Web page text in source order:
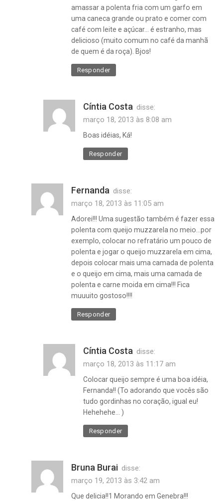
amassar a polenta fria com um garfo em
uma caneca grande ou prato e comer com
café com leite e açúcar… é estranho, mas
delicioso (muito comum no café da manhã
de quem é da roça). Bjos!
Responder
Cíntia Costa disse:
março 18, 2013 às 8:08 am
Boas idéias, Ká!
Responder
Fernanda disse:
março 18, 2013 às 11:05 am
Adorei!!! Uma sugestão também é fazer essa
polenta com queijo muzzarela no meio…por
exemplo, colocar no refratário um pouco de
polenta e jogar o queijo muzzarela em cima,
depois colocar mais uma camada de polenta
e o queijo em cima, mais uma camada de
polenta e carne moida em cima!!! Fica
muuuito gostoso!!!!
Responder
Cíntia Costa disse:
março 18, 2013 às 11:17 am
Colocar queijo sempre é uma boa idéia,
Fernanda!! (To adorando que vocês são
tudo gordinhas no coração, igual eu!
Hehehehe… )
Responder
Bruna Burai disse:
março 19, 2013 às 3:42 am
Que delicia!!1 Morando em Genebra!!!